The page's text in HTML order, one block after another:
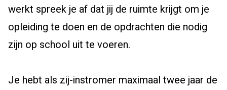
werkt spreek je af dat jij de ruimte krijgt om je
opleiding te doen en de opdrachten die nodig
zijn op school uit te voeren.
Je hebt als zij-instromer maximaal twee jaar de